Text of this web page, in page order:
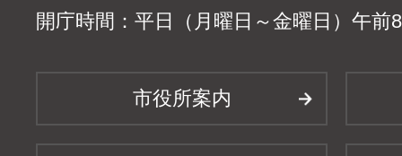
開庁時間：平日（月曜日～金曜日）午前
市役所案内